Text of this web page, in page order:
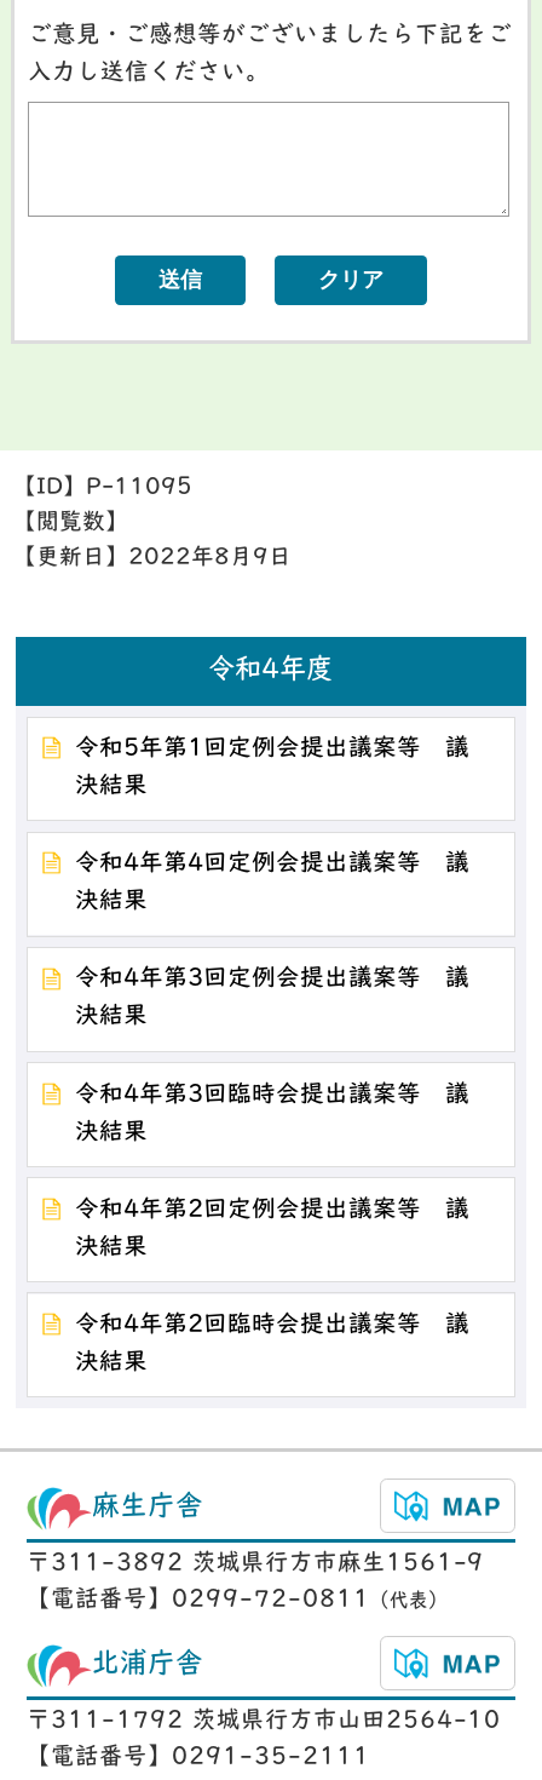
ご意見・ご感想等がございましたら下記をご
入力し送信ください。
【ID】 P-11095
【閲覧数】
【更新日】 2022年8月9日
令和4年度
令和5年第1回定例会提出議案等 議
決結果
令和4年第4回定例会提出議案等 議
決結果
令和4年第3回定例会提出議案等 議
決結果
令和4年第3回臨時会提出議案等 議
決結果
令和4年第2回定例会提出議案等 議
決結果
令和4年第2回臨時会提出議案等 議
決結果
麻生庁舎
〒311-3892 茨城県行方市麻生1561-9
【電話番号】0299-72-0811
（代表）
北浦庁舎
〒311-1792 茨城県行方市山田2564-10
【電話番号】0291-35-2111